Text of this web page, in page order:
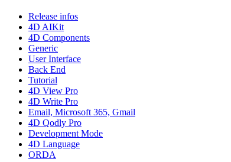
Release infos
4D AIKit
4D Components
Generic
User Interface
Back End
Tutorial
4D View Pro
4D Write Pro
Email, Microsoft 365, Gmail
4D Qodly Pro
Development Mode
4D Language
ORDA